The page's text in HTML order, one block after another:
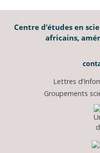
Centre d’études en
africains,
Lettres
Groupements